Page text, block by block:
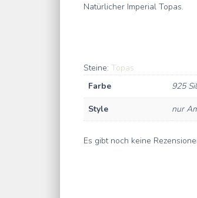
Natürlicher Imperial Topas.
Steine: Topas
Farbe
925
Style nur
Es gibt noch keine